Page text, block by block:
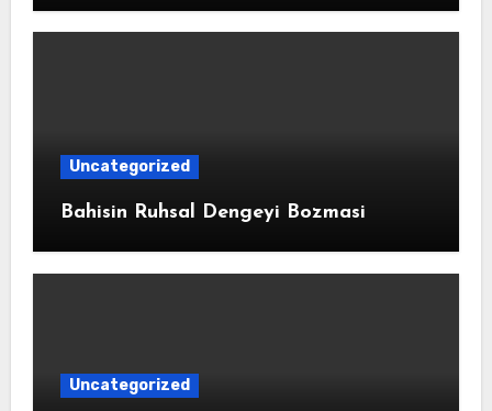
Uncategorized
Bahisin Ruhsal Dengeyi Bozmasi
Uncategorized